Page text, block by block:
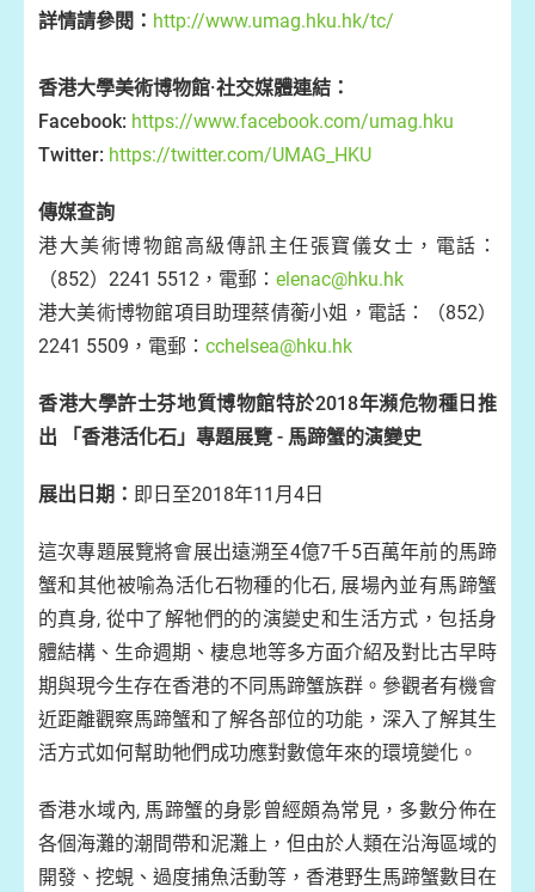
詳情請參閱： http://www.umag.hku.hk/tc/
香港大學美術博物館·社交媒體連結：
Facebook: https://www.facebook.com/umag.hku
Twitter: https://twitter.com/UMAG_HKU
傳媒查詢
港大美術博物館高級傳訊主任張寶儀女士，電話：
（852）2241 5512，電郵： elenac@hku.hk
港大美術博物館項目助理蔡倩蘅小姐，電話：（852）
2241 5509，電郵： cchelsea@hku.hk
香港大學許士芬地質博物館特於2018年瀕危物種日推
出 「香港活化石」專題展覽 - 馬蹄蟹的演變史
展出日期： 即日至2018年11月4日
這次專題展覽將會展出遠溯至4億7千5百萬年前的馬蹄
蟹和其他被喻為活化石物種的化石, 展場內並有馬蹄蟹
的真身, 從中了解牠們的的演變史和生活方式，包括身
體結構、生命週期、棲息地等多方面介紹及對比古早時
期與現今生存在香港的不同馬蹄蟹族群。參觀者有機會
近距離觀察馬蹄蟹和了解各部位的功能，深入了解其生
活方式如何幫助牠們成功應對數億年來的環境變化。
香港水域內, 馬蹄蟹的身影曾經頗為常見，多數分佈在
各個海灘的潮間帶和泥灘上，但由於人類在沿海區域的
開發、挖蜆、過度捕魚活動等，香港野生馬蹄蟹數目在